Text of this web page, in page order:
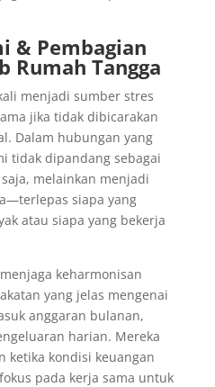
& Pembagian
Rumah Tangga
menjadi sumber stres
jika tidak dibicarakan
Dalam hubungan yang
tidak dipandang sebagai
melainkan menjadi
siapa yang
atau siapa yang bekerja
keharmonisan
yang jelas mengenai
anggaran bulanan,
harian. Mereka
ketika kondisi keuangan
pada kerja sama untuk